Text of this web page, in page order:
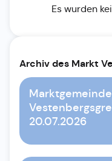
Es wurden
Archiv des Markt
20.07.2026